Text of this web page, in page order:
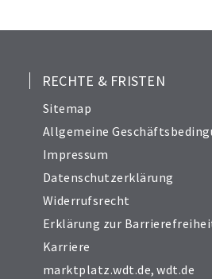
RECHTE & FRISTEN
Sitemap
Allgemeine
Impressum
Datenschutzerklärung
Widerrufsrecht
Erklärung zur
Karriere
marktplatz.wdt.de,wdt.de